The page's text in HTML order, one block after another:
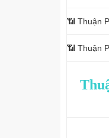
📶 Thuận
📶 Thuận